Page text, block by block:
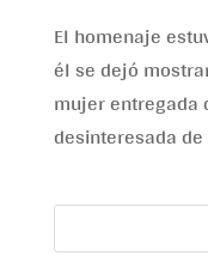
El homenaje
él se dejó
mujer entregada
desinteresada